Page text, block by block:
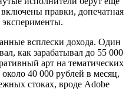
правки, допечатная
эксперименты.
всплески дохода. Один
как зарабатывал до 55 000
арт на тематических
40 000 рублей в месяц,
стоках, вроде Adobe